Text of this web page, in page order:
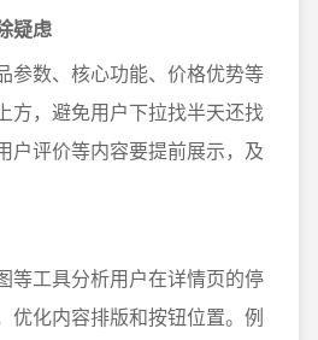
疑虑
参数、核心功能、价格优势等
方，避免用户下拉找半天还找
户评价等内容要提前展示，及
等工具分析用户在详情页的停
优化内容排版和按钮位置。例